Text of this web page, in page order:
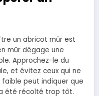
un abricot mûr est
mûr dégage une
Approchez-le du
et évitez ceux qui ne
peut indiquer que
été récolté trop tôt.